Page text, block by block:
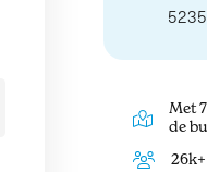
Met
de